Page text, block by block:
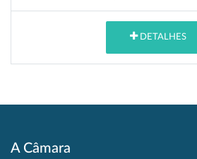
DETALHES
A Câmara